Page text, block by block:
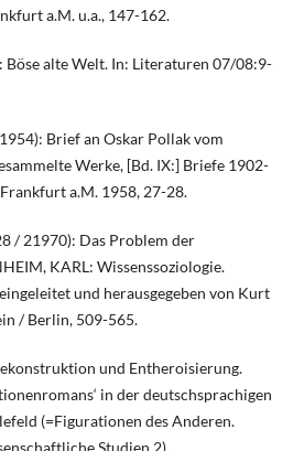
a.M. u.a., 147-162.
Böse alte Welt. In: Literaturen 07/08:9-
Brief an Oskar Pollak vom
Werke, [Bd. IX:] Briefe 1902-
a.M. 1958, 27-28.
/ 21970): Das Problem der
KARL: Wissenssoziologie.
und herausgegeben von Kurt
/ Berlin, 509-565.
und Entheroisierung.
in der deutschsprachigen
(=Figurationen des Anderen.